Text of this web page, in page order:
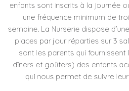
enfants sont inscrits à la journée
une fréquence minimum de
semaine. La Nurserie dispose
places par jour réparties sur 3
sont les parents qui fournissent
dîners et goûters) des enfants
qui nous permet de suivre